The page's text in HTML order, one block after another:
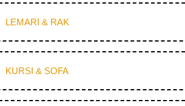
LEMARI & RAK
KURSI & SOFA